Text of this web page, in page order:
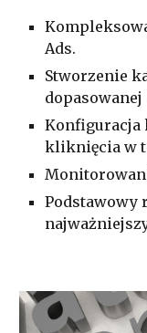
Ads.
Stworzenie
Konfiguracja
kliknięcia w
Podstawowy